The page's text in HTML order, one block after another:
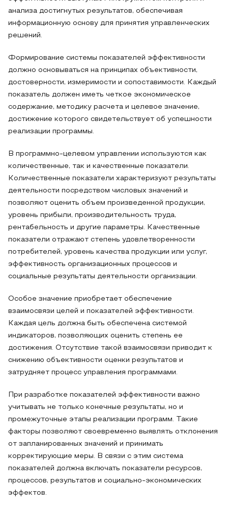
анализа достигнутых результатов, обеспечивая
информационную основу для принятия управленческих
решений.
Формирование системы показателей эффективности
должно основываться на принципах объективности,
достоверности, измеримости и сопоставимости. Каждый
показатель должен иметь четкое экономическое
содержание, методику расчета и целевое значение,
достижение которого свидетельствует об успешности
реализации программы.
В программно-целевом управлении используются как
количественные, так и качественные показатели.
Количественные показатели характеризуют результаты
деятельности посредством числовых значений и
позволяют оценить объем произведенной продукции,
уровень прибыли, производительность труда,
рентабельность и другие параметры. Качественные
показатели отражают степень удовлетворенности
потребителей, уровень качества продукции или услуг,
эффективность организационных процессов и
социальные результаты деятельности организации.
Особое значение приобретает обеспечение
взаимосвязи целей и показателей эффективности.
Каждая цель должна быть обеспечена системой
индикаторов, позволяющих оценить степень ее
достижения. Отсутствие такой взаимосвязи приводит к
снижению объективности оценки результатов и
затрудняет процесс управления программами.
При разработке показателей эффективности важно
учитывать не только конечные результаты, но и
промежуточные этапы реализации программ. Такие
факторы позволяют своевременно выявлять отклонения
от запланированных значений и принимать
корректирующие меры. В связи с этим система
показателей должна включать показатели ресурсов,
процессов, результатов и социально-экономических
эффектов.